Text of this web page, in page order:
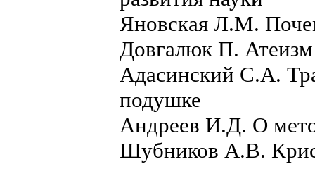
Яновская Л.М.
Довгалюк П. Атеизм
Адасинский С.А.
подушке
Андреев И.Д. О
Шубников А.В.